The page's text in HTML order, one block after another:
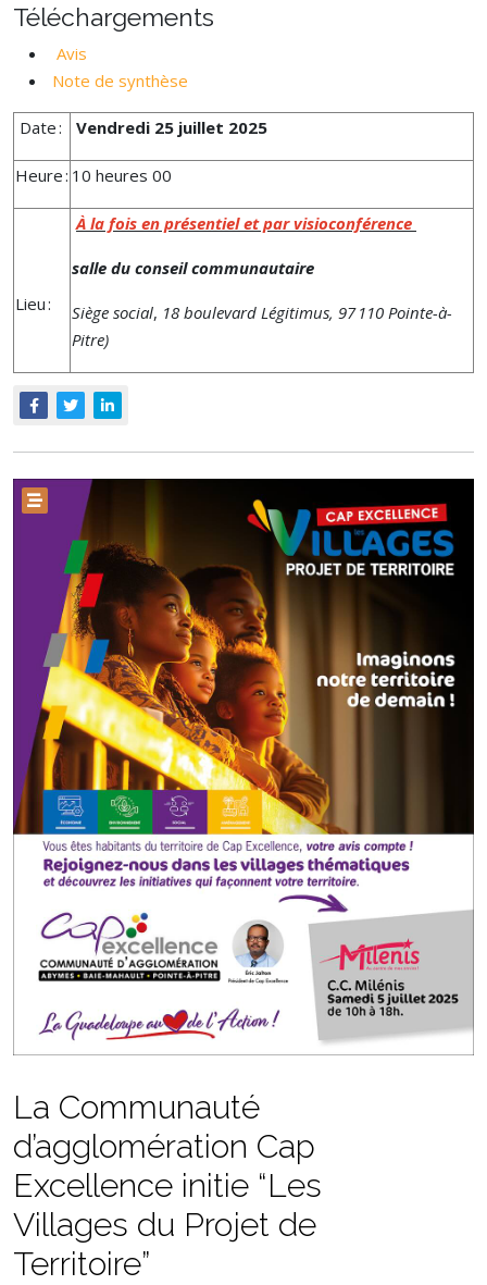
Téléchargements
Avis
Note de synthèse
Date : Vendredi 25 juillet 2025
Heure : 10 heures 00
Lieu :
À la fois en présentiel et par visioconférence
salle du conseil communautaire
Siège social, 18 boulevard Légitimus, 97 110 Pointe-à-
Pitre)
La Communauté
d’agglomération Cap
Excellence initie “Les
Villages du Projet de
Territoire”